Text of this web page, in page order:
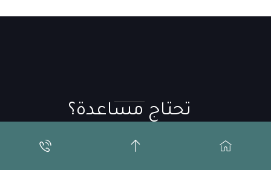
تحتاج مساعدة؟
info@justice-square.com